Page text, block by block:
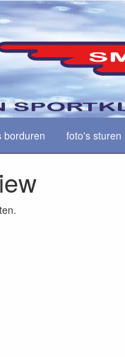
borduren foto's sturen